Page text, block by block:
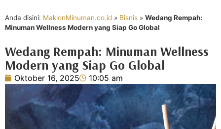
Anda disini: MaklonMinuman.co.id » Bisnis » Wedang Rempah:
Minuman Wellness Modern yang Siap Go Global
Wedang Rempah: Minuman Wellness
Modern yang Siap Go Global
Oktober 16, 2025 10:05 am